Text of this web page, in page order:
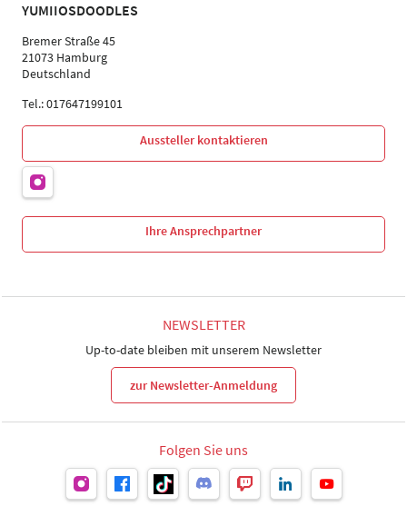
YUMIIOSDOODLES
Bremer Straße 45
21073 Hamburg
Deutschland
Tel.: 017647199101
Aussteller kontaktieren
Ihre Ansprechpartner
NEWSLETTER
Up-to-date bleiben mit unserem Newsletter
zur Newsletter-Anmeldung
Folgen Sie uns